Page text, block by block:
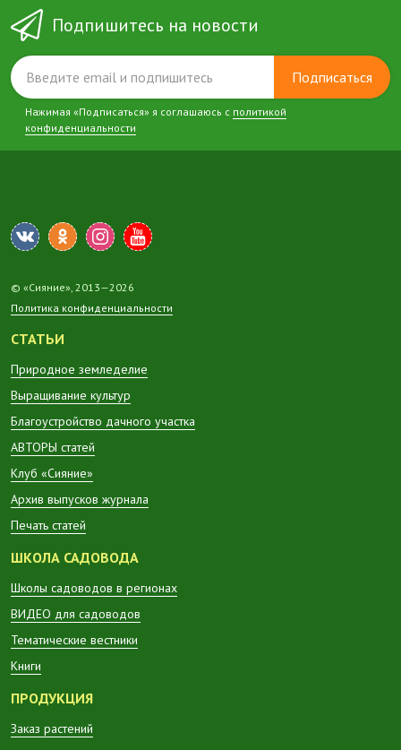
Подпишитесь на новости
Подписаться
Нажимая «Подписаться» я соглашаюсь с политикой
конфиденциальности
© «Сияние», 2013—2026
Политика конфиденциальности
СТАТЬИ
Природное земледелие
Выращивание культур
Благоустройство дачного участка
АВТОРЫ статей
Клуб «Сияние»
Архив выпусков журнала
Печать статей
ШКОЛА САДОВОДА
Школы садоводов в регионах
ВИДЕО для садоводов
Тематические вестники
Книги
ПРОДУКЦИЯ
Заказ растений